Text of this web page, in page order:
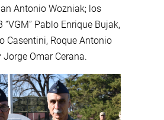
Antonio Wozniak; los
Pablo Enrique Bujak,
Casentini, Roque Antonio
Jorge Omar Cerana.